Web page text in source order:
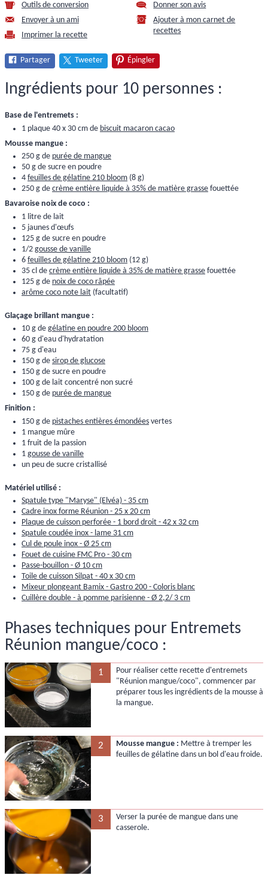
Outils de conversion
Envoyer à un ami
Imprimer la recette
Donner son avis
Ajouter à mon carnet de
recettes
Partager Tweeter Épingler
Ingrédients pour 10 personnes :
Base de l'entremets :
1 plaque 40 x 30 cm de biscuit macaron cacao
Mousse mangue :
250 g de purée de mangue
50 g de sucre en poudre
4 feuilles de gélatine 210 bloom (8 g)
250 g de crème entière liquide à 35% de matière grasse fouettée
Bavaroise noix de coco :
1 litre de lait
5 jaunes d'œufs
125 g de sucre en poudre
1/2 gousse de vanille
6 feuilles de gélatine 210 bloom (12 g)
35 cl de crème entière liquide à 35% de matière grasse fouettée
125 g de noix de coco râpée
arôme coco note lait (facultatif)
Glaçage brillant mangue :
10 g de gélatine en poudre 200 bloom
60 g d'eau d'hydratation
75 g d'eau
150 g de sirop de glucose
150 g de sucre en poudre
100 g de lait concentré non sucré
150 g de purée de mangue
Finition :
150 g de pistaches entières émondées vertes
1 mangue mûre
1 fruit de la passion
1 gousse de vanille
un peu de sucre cristallisé
Matériel utilisé :
Spatule type "Maryse" (Elvéa) - 35 cm
Cadre inox forme Réunion - 25 x 20 cm
Plaque de cuisson perforée - 1 bord droit - 42 x 32 cm
Spatule coudée inox - lame 31 cm
Cul de poule inox - Ø 25 cm
Fouet de cuisine FMC Pro - 30 cm
Passe-bouillon - Ø 10 cm
Toile de cuisson Silpat - 40 x 30 cm
Mixeur plongeant Bamix - Gastro 200 - Coloris blanc
Cuillère double - à pomme parisienne - Ø 2,2/ 3 cm
Phases techniques pour Entremets
Réunion mangue/coco :
1
Pour réaliser cette recette d'entremets
"Réunion mangue/coco", commencer par
préparer tous les ingrédients de la mousse à
la mangue.
2 Mousse mangue : Mettre à tremper les
feuilles de gélatine dans un bol d'eau froide.
3
Verser la purée de mangue dans une
casserole.